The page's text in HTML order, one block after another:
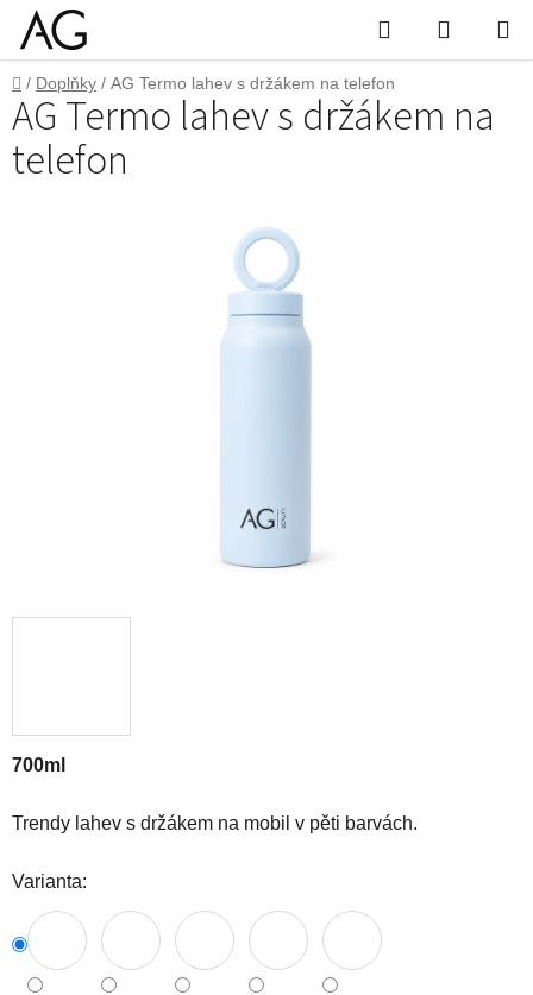
Přejít
obsah
Hledat
košík
Domů
/ Doplňky / AG Termo lahev s držákem na telefon
700ml
Trendy lahev s držákem na mobil v pěti barvách.
Varianta:
AG Termo lahev s držákem na
telefon